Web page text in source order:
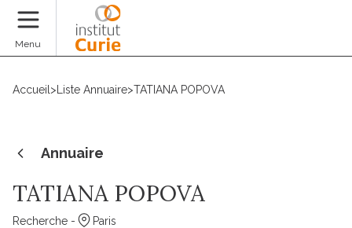
Menu
Accueil > Liste Annuaire>TATIANA POPOVA
Annuaire
TATIANA POPOVA
Recherche - Paris